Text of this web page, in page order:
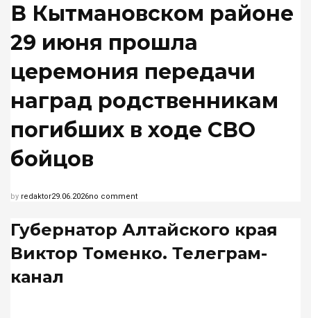
В Кытмановском районе
29 июня прошла
церемония передачи
наград родственникам
погибших в ходе СВО
бойцов
by redaktor29.06.2026no comment
Губернатор Алтайского края
Виктор Томенко. Телеграм-
канал